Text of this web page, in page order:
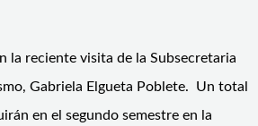
la reciente visita de la Subsecretaria
Gabriela Elgueta Poblete. Un total
en el segundo semestre en la